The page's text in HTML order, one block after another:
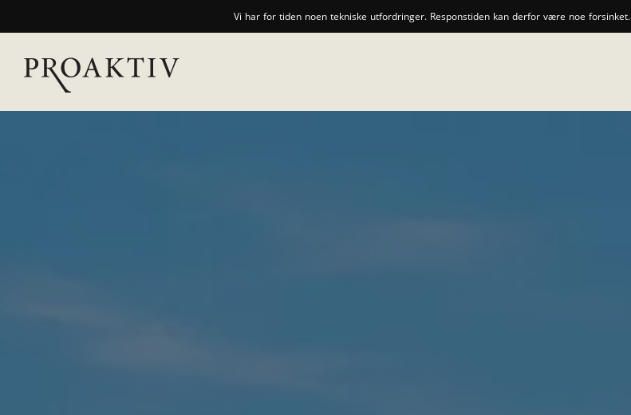
Vi har for tiden noen tekniske utfordringer. Responstiden kan derfor være noe forsinket.